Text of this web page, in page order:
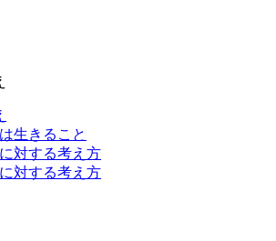
生きること
対する考え方
対する考え方